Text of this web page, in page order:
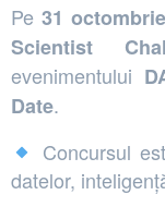
Pe31
Scientist
evenimentului
Date.
Concursul
datelor,